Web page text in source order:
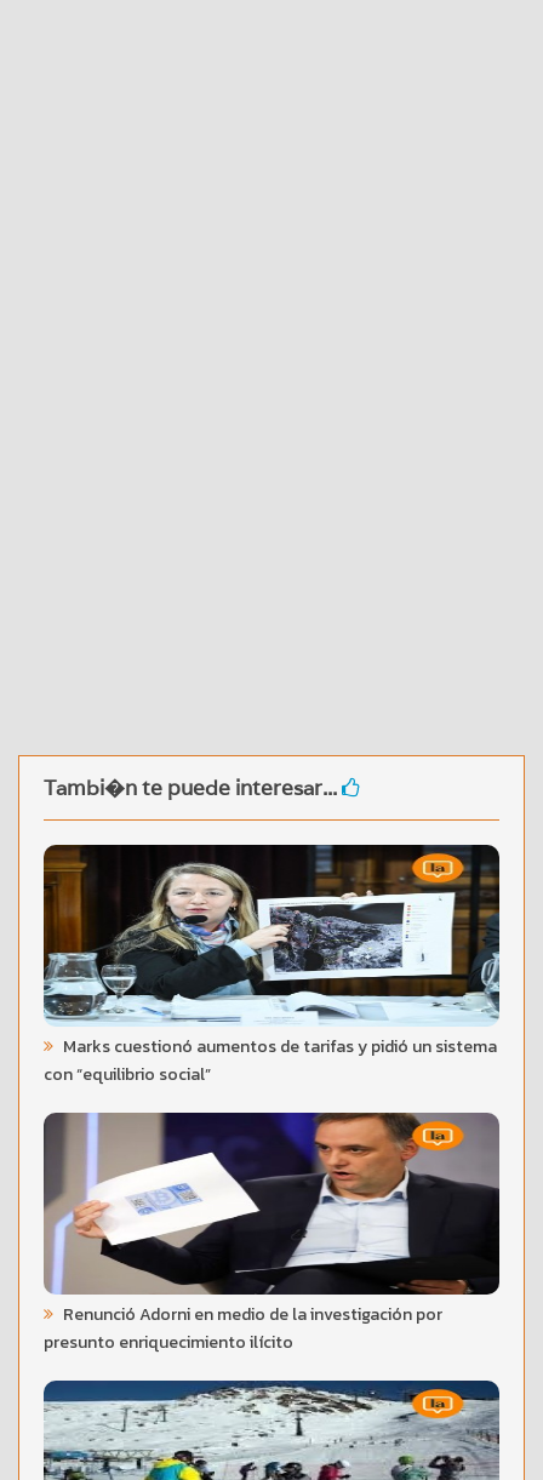
Tambi�n te puede interesar...
Marks cuestionó aumentos de tarifas y pidió un sistema
con “equilibrio social”
Renunció Adorni en medio de la investigación por
presunto enriquecimiento ilícito